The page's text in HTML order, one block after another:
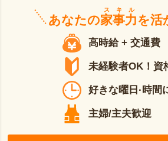
あなたの家事力
スキル
を活
高時給 + 交通費
未経験者OK！資
好きな曜日·時間
主婦/主夫歓迎